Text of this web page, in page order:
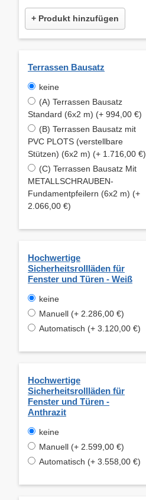
+ Produkt hinzufügen
Terrassen Bausatz
keine
(A) Terrassen Bausatz
Standard (6x2 m) (+ 994,00 €)
(B) Terrassen Bausatz mit
PVC PLOTS (verstellbare
Stützen) (6x2 m) (+ 1.716,00 €)
(C) Terrassen Bausatz Mit
METALLSCHRAUBEN-
Fundamentpfeilern (6x2 m) (+
2.066,00 €)
Hochwertige
Sicherheitsrollläden für
Fenster und Türen - Weiß
keine
Manuell (+ 2.286,00 €)
Automatisch (+ 3.120,00 €)
Hochwertige
Sicherheitsrollläden für
Fenster und Türen -
Anthrazit
keine
Manuell (+ 2.599,00 €)
Automatisch (+ 3.558,00 €)